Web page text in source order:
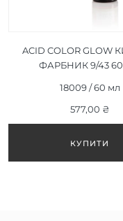
ACID COLOR GLOW
ФАРБНИК 9/43
18009 / 60 мл
577,00 ₴